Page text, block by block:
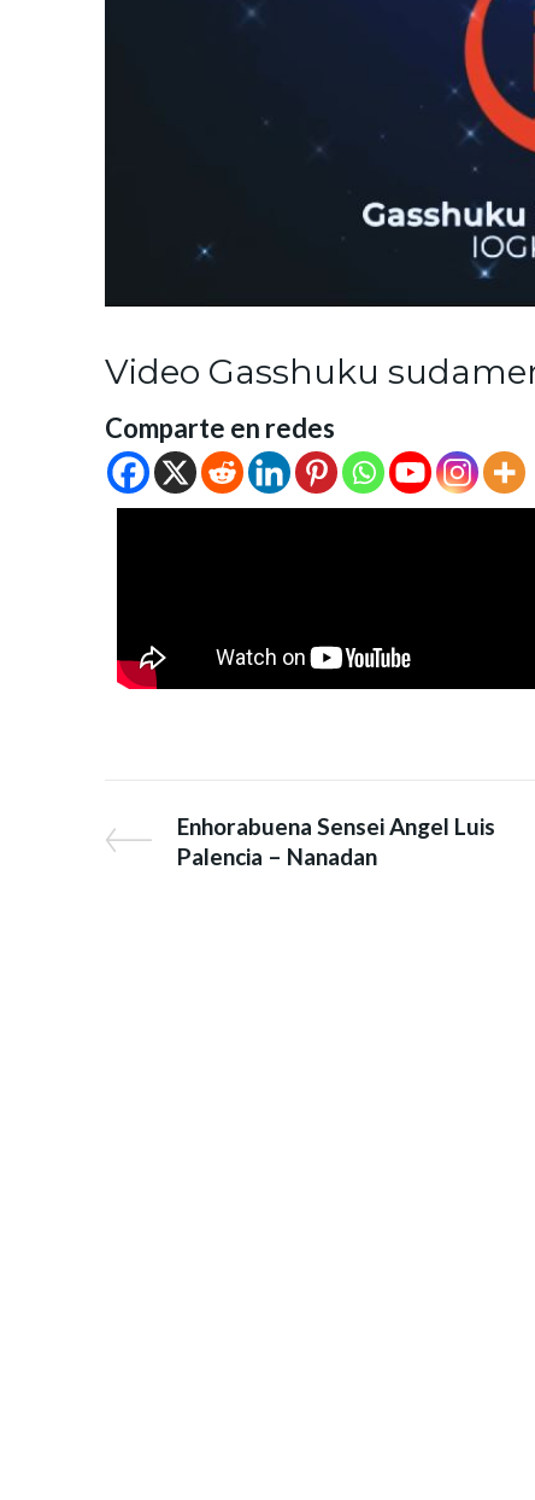
Video Gasshuku
Comparte en redes
Enhorabuena Sensei Angel Luis
Palencia – Nanadan